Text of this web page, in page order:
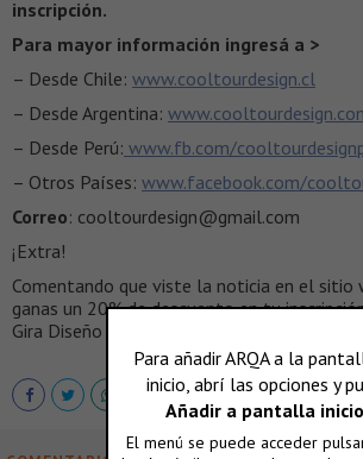
inscripción.
Para mayor información ingresá a >
– Desde Chile: www.cooltourdesign.cl
– Desde Argentina:
– Desde Perú: www.fb.com/
– Otros Países: www.facebook.com/
Correo: cooltourdesign@gmail.com
¡Extra!
Comentando que viste la noticia en el sitio
ganas un 20% de descuento en tu
Gira Diseño Palermo, en el monto de